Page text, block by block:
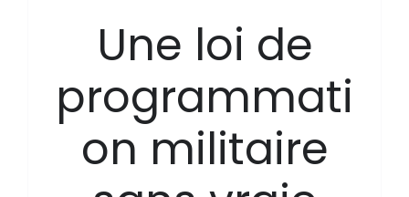
Une loi de
programmati
on militaire